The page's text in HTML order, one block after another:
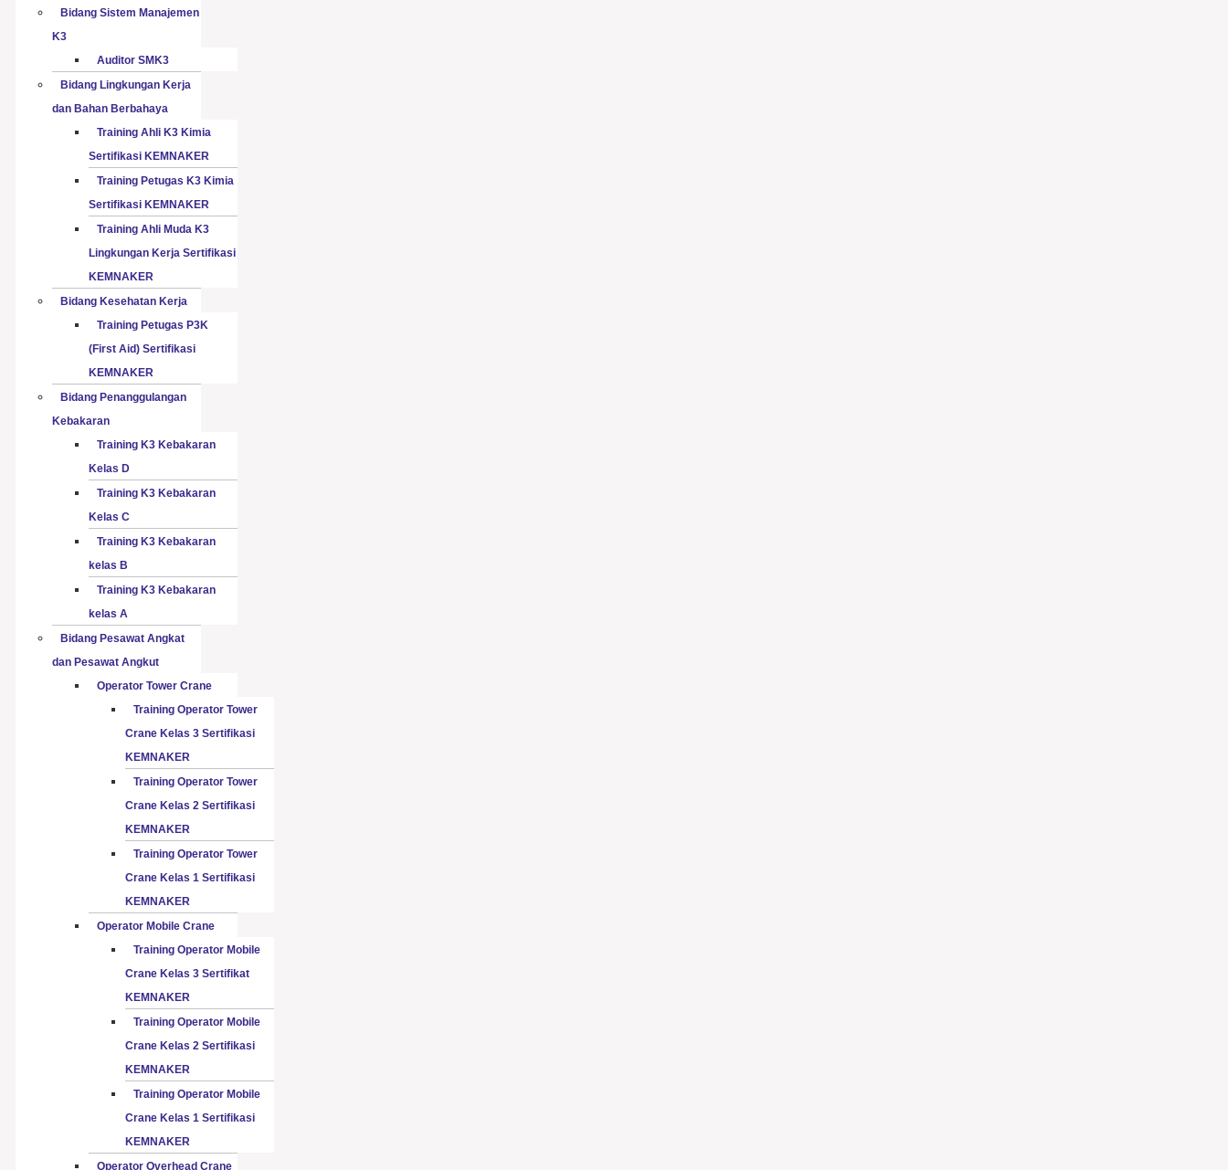
Bidang Sistem Manajemen
K3
Auditor SMK3
Bidang Lingkungan Kerja
dan Bahan Berbahaya
Training Ahli K3 Kimia
Sertifikasi KEMNAKER
Training Petugas K3 Kimia
Sertifikasi KEMNAKER
Training Ahli Muda K3
Lingkungan Kerja Sertifikasi
KEMNAKER
Bidang Kesehatan Kerja
Training Petugas P3K
(First Aid) Sertifikasi
KEMNAKER
Bidang Penanggulangan
Kebakaran
Training K3 Kebakaran
Kelas D
Training K3 Kebakaran
Kelas C
Training K3 Kebakaran
kelas B
Training K3 Kebakaran
kelas A
Bidang Pesawat Angkat
dan Pesawat Angkut
Operator Tower Crane
Training Operator Tower
Crane Kelas 3 Sertifikasi
KEMNAKER
Training Operator Tower
Crane Kelas 2 Sertifikasi
KEMNAKER
Training Operator Tower
Crane Kelas 1 Sertifikasi
KEMNAKER
Operator Mobile Crane
Training Operator Mobile
Crane Kelas 3 Sertifikat
KEMNAKER
Training Operator Mobile
Crane Kelas 2 Sertifikasi
KEMNAKER
Training Operator Mobile
Crane Kelas 1 Sertifikasi
KEMNAKER
Operator Overhead Crane